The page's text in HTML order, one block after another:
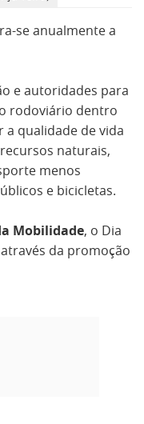
se anualmente a
e autoridades para
rodoviário dentro
a qualidade de vida
naturais,
menos
e bicicletas.
Mobilidade, o Dia
da promoção